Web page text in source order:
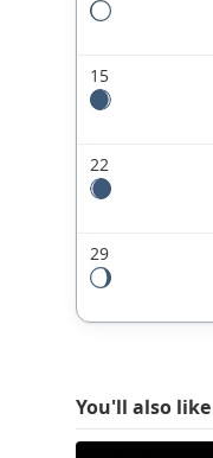
15
22
29
You'll also like